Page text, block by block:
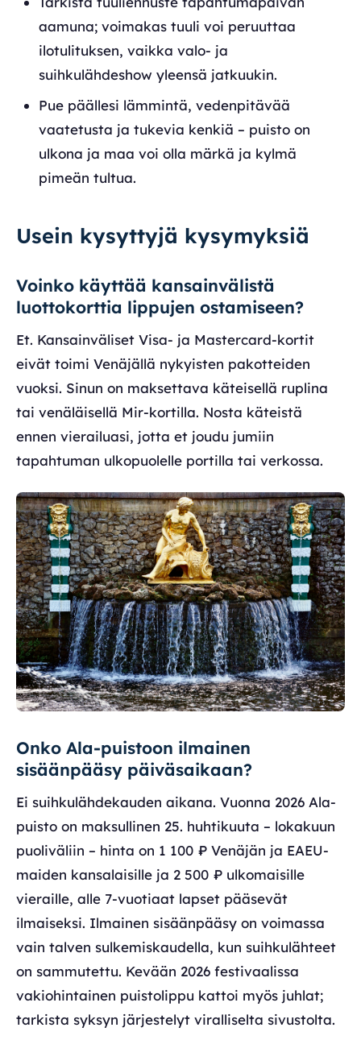
aamuna; voimakas tuuli voi peruuttaa
ilotulituksen, vaikka valo- ja
suihkulähdeshow yleensä jatkuukin.
Pue päällesi lämmintä, vedenpitävää
vaatetusta ja tukevia kenkiä – puisto on
ulkona ja maa voi olla märkä ja kylmä
pimeän tultua.
Usein kysyttyjä kysymyksiä
Voinko käyttää kansainvälistä
luottokorttia lippujen ostamiseen?
Et. Kansainväliset Visa- ja Mastercard-kortit
eivät toimi Venäjällä nykyisten pakotteiden
vuoksi. Sinun on maksettava käteisellä ruplina
tai venäläisellä Mir-kortilla. Nosta käteistä
ennen vierailuasi, jotta et joudu jumiin
tapahtuman ulkopuolelle portilla tai verkossa.
Onko Ala-puistoon ilmainen
sisäänpääsy päiväsaikaan?
Ei suihkulähdekauden aikana. Vuonna 2026 Ala-
puisto on maksullinen 25. huhtikuuta – lokakuun
puoliväliin – hinta on 1 100 ₽ Venäjän ja EAEU-
maiden kansalaisille ja 2 500 ₽ ulkomaisille
vieraille, alle 7-vuotiaat lapset pääsevät
ilmaiseksi. Ilmainen sisäänpääsy on voimassa
vain talven sulkemiskaudella, kun suihkulähteet
on sammutettu. Kevään 2026 festivaalissa
vakiohintainen puistolippu kattoi myös juhlat;
tarkista syksyn järjestelyt viralliselta sivustolta.